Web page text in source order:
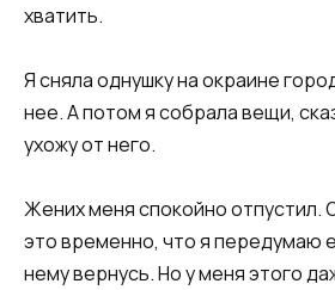
хватить.​
​Я сняла однушку на окраине
нее. А потом я собрала вещи,
ухожу от него.​
​Жених меня спокойно отпустил.
это временно, что я передумаю
нему вернусь. Но у меня этого